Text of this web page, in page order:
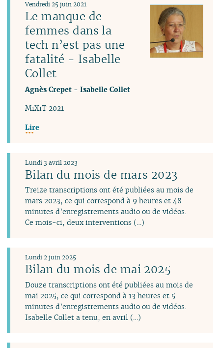
Le manque de
femmes dans la
tech n’est pas une
fatalité - Isabelle
Collet
Vendredi 25 juin 2021
Agnès Crepet -Isabelle Collet
MiXiT 2021
Lire
Bilan du mois de mars 2023
Lundi 3 avril 2023
Treize transcriptions ont été publiées au mois de
mars 2023, ce qui correspond à 9 heures et 48
minutes d’enregistrements audio ou de vidéos.
Ce mois-ci, deux interventions (…)
Bilan du mois de mai 2025
Lundi 2 juin 2025
Douze transcriptions ont été publiées au mois de
mai 2025, ce qui correspond à 13 heures et 5
minutes d’enregistrements audio ou de vidéos.
Isabelle Collet a tenu, en avril (…)